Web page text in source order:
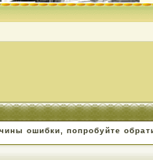
ошибки, попробуйте